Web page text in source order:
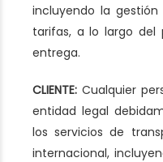
incluyendo la
tarifas, a lo largo del
entrega.
CLIENTE: Cualquier
entidad legal
los servicios de
internacional,